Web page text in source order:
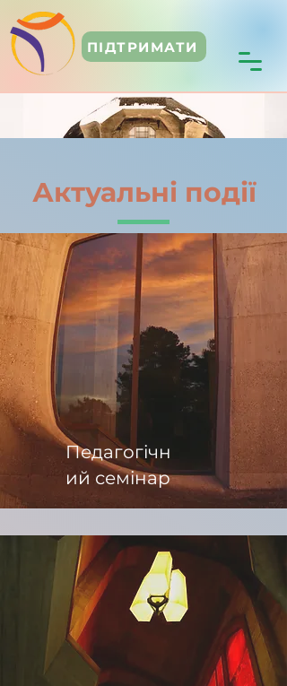
ПІДТРИМАТИ
Актуальні події
Педагогічн
ий семінар